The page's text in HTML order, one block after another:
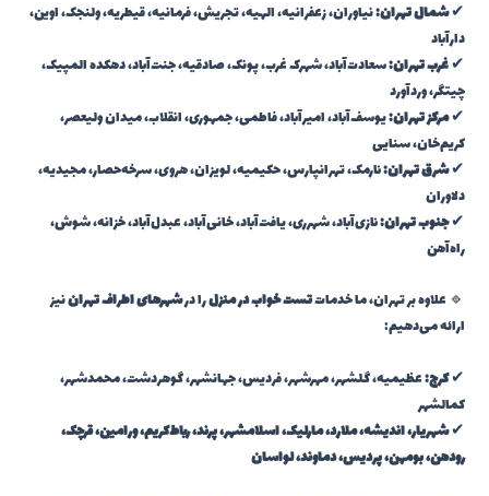
✔شمال تهران:نیاوران، زعفرانیه، الهیه، تجریش، فرمانیه، قیطریه، ولنجک، اوین،
دارآباد
✔غرب تهران:سعادت‌آباد، شهرک غرب، پونک، صادقیه، جنت‌آباد، دهکده المپیک،
چیتگر، وردآورد
✔مرکز تهران:یوسف‌آباد، امیرآباد، فاطمی، جمهوری، انقلاب، میدان ولیعصر،
کریم‌خان، سنایی
✔شرق تهران:نارمک، تهرانپارس، حکیمیه، لویزان، هروی، سرخه‌حصار، مجیدیه،
دلاوران
✔جنوب تهران:نازی‌آباد، شهرری، یافت‌آباد، خانی‌آباد، عبدل‌آباد، خزانه، شوش،
راه‌آهن
🔹 علاوه بر تهران، ما خدماتتست خواب در منزلرا درشهرهای اطراف تهراننیز
ارائه می‌دهیم:
✔کرج:عظیمیه، گلشهر، مهرشهر، فردیس، جهانشهر، گوهردشت، محمدشهر،
کمالشهر
✔شهریار، اندیشه، ملارد، مارلیک، اسلامشهر، پرند، رباط‌کریم، ورامین، قرچک،
رودهن، بومهن، پردیس، دماوند، لواسان